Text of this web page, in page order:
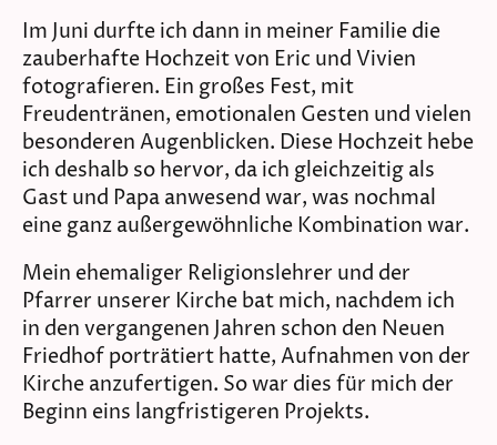
Im Juni durfte ich dann in meiner Familie die
zauberhafte Hochzeit von Eric und Vivien
fotografieren. Ein großes Fest, mit
Freudentränen, emotionalen Gesten und vielen
besonderen Augenblicken. Diese Hochzeit hebe
ich deshalb so hervor, da ich gleichzeitig als
Gast und Papa anwesend war, was nochmal
eine ganz außergewöhnliche Kombination war.
Mein ehemaliger Religionslehrer und der
Pfarrer unserer Kirche bat mich, nachdem ich
in den vergangenen Jahren schon den Neuen
Friedhof porträtiert hatte, Aufnahmen von der
Kirche anzufertigen. So war dies für mich der
Beginn eins langfristigeren Projekts.